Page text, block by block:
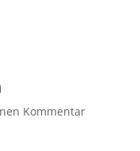
Kommentar